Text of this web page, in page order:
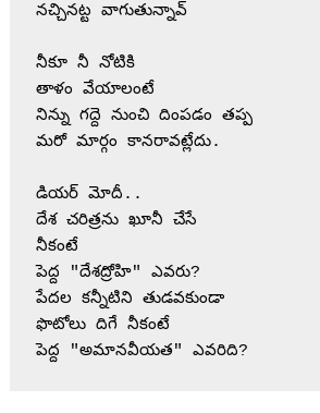
నచ్చినట్ట వాగుతున్నావ్
నీకూ నీ నోటికి
తాళం వేయాలంటే
నిన్ను గద్దె నుంచి దింపడం తప్ప
మరో మార్గం కానరావట్లేదు.
డియర్ మోదీ..
దేశ చరిత్రను ఖూనీ చేసే
నీకంటే
పెద్ద "దేశద్రోహి" ఎవరు?
పేదల కన్నీటిని తుడవకుండా
ఫొటోలు దిగే నీకంటే
పెద్ద "అమానవీయత" ఎవరిది?